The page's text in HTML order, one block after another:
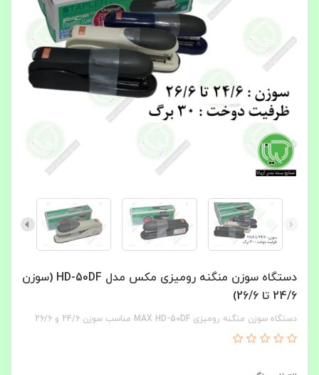
دستگاه سوزن منگنه رومیزی مکس مدل HD-50DF (سوزن
24/6 تا 26/6)
دستگاه سوزن منگنه رومیزی MAX HD-50DF مناسب سوزن 24/6 و 26/6